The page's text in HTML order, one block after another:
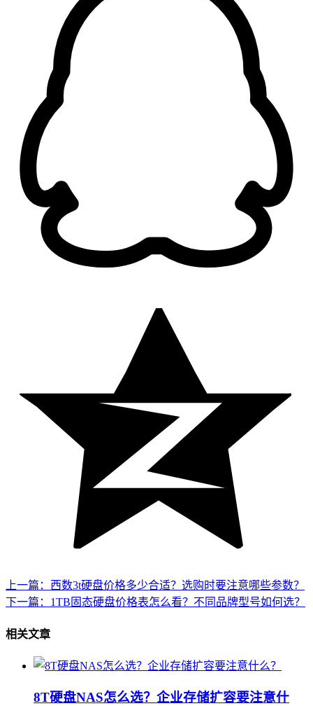
上一篇：西数3t硬盘价格多少合适？选购时要注意哪些参数？
下一篇：1TB固态硬盘价格表怎么看？不同品牌型号如何选？
相关文章
8T硬盘NAS怎么选？企业存储扩容要注意什